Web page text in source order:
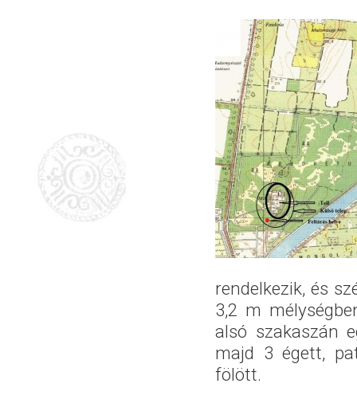
rendelkezik, és
3,2 m
alsó szakaszán
majd 3 égett,
fölött.